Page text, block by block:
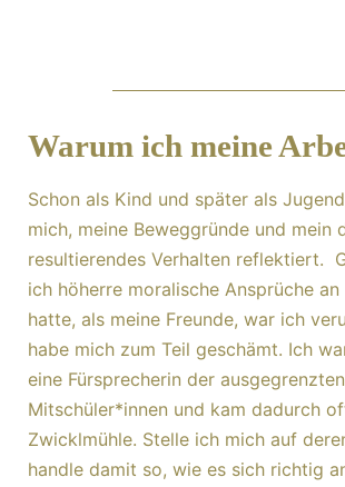
Warum ich meine
Schon als Kind und später als
mich, meine Beweggründe und mein
resultierendes Verhalten reflektiert.
ich höherre moralische Ansprüche an
hatte, als meine Freunde, war ich
habe mich zum Teil geschämt. Ich
eine Fürsprecherin der ausgegrenzten
Mitschüler*innen und kam dadurch
Zwicklmühle. Stelle ich mich auf
handle damit so, wie es sich richtig